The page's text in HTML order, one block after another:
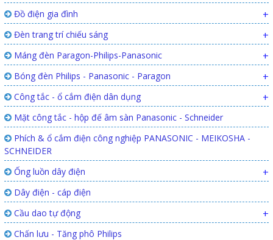
Đồ điện gia đình +
Đèn trang trí chiếu sáng +
Máng đèn Paragon-Philips-Panasonic +
Bóng đèn Philips - Panasonic - Paragon +
Công tắc - ổ cắm điện dân dụng +
Mặt công tắc - hộp đế âm sàn Panasonic - Schneider
Phích & ổ cắm điện công nghiệp PANASONIC - MEIKOSHA -
SCHNEIDER
Ống luồn dây điện
+
Dây điện - cáp điện
Cầu dao tự động
+
Chấn lưu - Tăng phô Philips